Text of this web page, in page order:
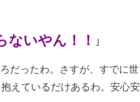
ないやん！！ ｣
だったわ。さすが、すでに世
えているだけあるわ。安心安